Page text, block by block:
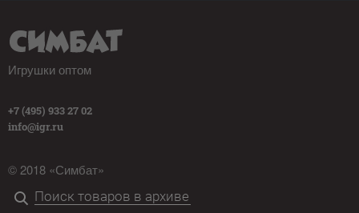
Игрушки оптом
+7 (495) 933 27 02
info@igr.ru
© 2018 «Симбат»